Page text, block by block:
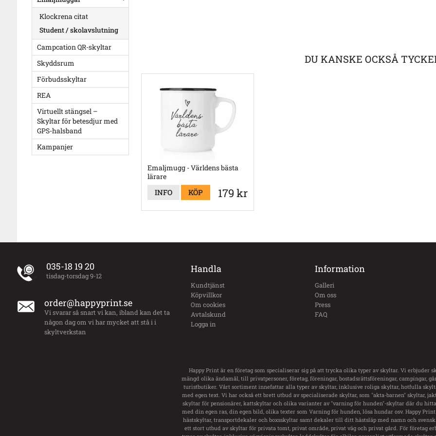
Klockrena citat
Student / skolavslutning
Campcation QR-skyltar
Skyddsrum
Förbudsskyltar
REA
Virtuellt stängsel –
Skyltar för betesdjur med
GPS-halsband
Kampanjer
DU KANSKE OCKSÅ
Emaljmugg - Världens bästa
lärare
179 kr
INFO KÖP
035-18 19 20
tisdag-torsdag 9-12
order@happyprint.se
Vi svarar så snart vi kan, ibland kan det ta
någon dag om vi har mycket att stå i i
skyltverkstan
Handla
Kundtjänst
Köpvillkor
Om cookies
Avtalskund
Logga in
Information
Galleri
Om oss
Press
FAQ
Happy Print är en företag som specialiserar sig på att trycka olika typer av skyltar. Vi erbjuder
mängd olika ändamål, till privatpersoner, företag, föreningar, bostadsrättsföreningar, campingar,
turistbutiker. Vårt sortiment innefattar alla typer av skyltar, inklusive roliga skyltar, hotfulla
med egen text. Vi har också ett brett utbud av specialiserade skyltar, som "akta-barnen" skyltar,
skyltar för pensionärer, kattskyltar och olika varianter av "varning för hunden"-skyltar där du
med din egen ras, din egen bild, olika texter som Varning för hunden, lösa hundar osv. Happy
hästskyltar, transportdekaler och boxsskyltar samt dekaler till ditt hästsläp med namn och
ett stort utbud av skyltar för privata tomt, privat område, privat väg och privat gård. För företag